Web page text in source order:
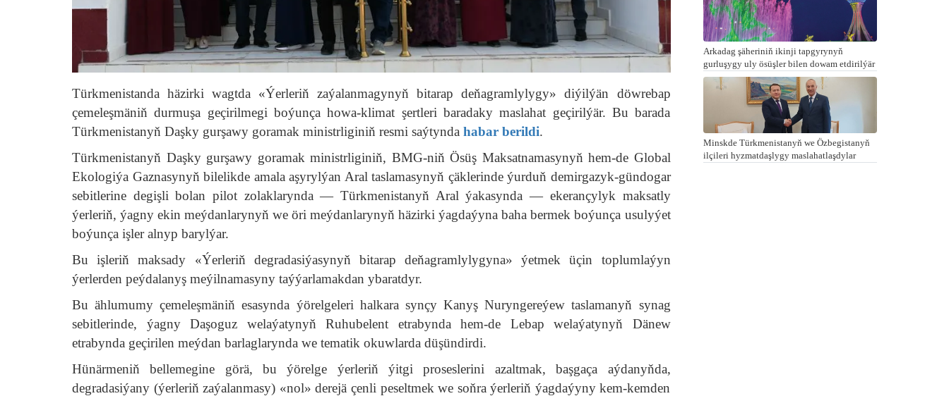
Türkmenistanda häzirki wagtda «Ýerleriň zaýalanmagynyň bitarap deňagramlylygy» diýilýän döwrebap
çemeleşmäniň durmuşa geçirilmegi boýunça howa-klimat şertleri baradaky maslahat geçirilýär. Bu barada
Türkmenistanyň Daşky gurşawy goramak ministrliginiň resmi saýtynda habar berildi.
Türkmenistanyň Daşky gurşawy goramak ministrliginiň, BMG-niň Ösüş Maksatnamasynyň hem-de Global
Ekologiýa Gaznasynyň bilelikde amala aşyrylýan Aral taslamasynyň çäklerinde ýurduň demirgazyk-gündogar
sebitlerine degişli bolan pilot zolaklarynda — Türkmenistanyň Aral ýakasynda — ekerançylyk maksatly
ýerleriň, ýagny ekin meýdanlarynyň we öri meýdanlarynyň häzirki ýagdaýyna baha bermek boýunça usulyýet
boýunça işler alnyp barylýar.
Bu işleriň maksady «Ýerleriň degradasiýasynyň bitarap deňagramlylygyna» ýetmek üçin toplumlaýyn
ýerlerden peýdalanyş meýilnamasyny taýýarlamakdan ybaratdyr.
Bu ählumumy çemeleşmäniň esasynda ýörelgeleri halkara synçy Kanyş Nuryngereýew taslamanyň synag
sebitlerinde, ýagny Daşoguz welaýatynyň Ruhubelent etrabynda hem-de Lebap welaýatynyň Dänew
etrabynda geçirilen meýdan barlaglarynda we tematik okuwlarda düşündirdi.
Hünärmeniň bellemegine görä, bu ýörelge ýerleriň ýitgi proseslerini azaltmak, başgaça aýdanyňda,
degradasiýany (ýerleriň zaýalanmasy) «nol» derejä çenli peseltmek we soňra ýerleriň ýagdaýyny kem-kemden
Arkadag şäheriniň ikinji tapgyrynyň
gurluşygy uly ösüşler bilen dowam etdirilýär
Minskde Türkmenistanyň we Özbegistanyň
ilçileri hyzmatdaşlygy maslahatlaşdylar